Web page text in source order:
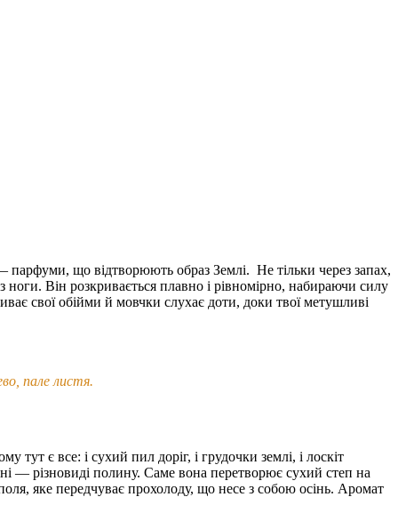
парфуми, що відтворюють образ Землі. Не тільки через запах,
Він розкривається плавно і рівномірно, набираючи силу
свої обійми й мовчки слухає доти, доки твої метушливі
пале листя.
тут є все: і сухий пил доріг, і грудочки землі, і лоскіт
— різновиді полину. Саме вона перетворює сухий степ на
яке передчуває прохолоду, що несе з собою осінь. Аромат